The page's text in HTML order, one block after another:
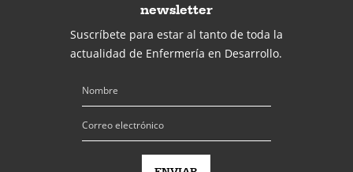
newsletter
Suscríbete para estar al tanto de toda la
actualidad de Enfermería en Desarrollo.